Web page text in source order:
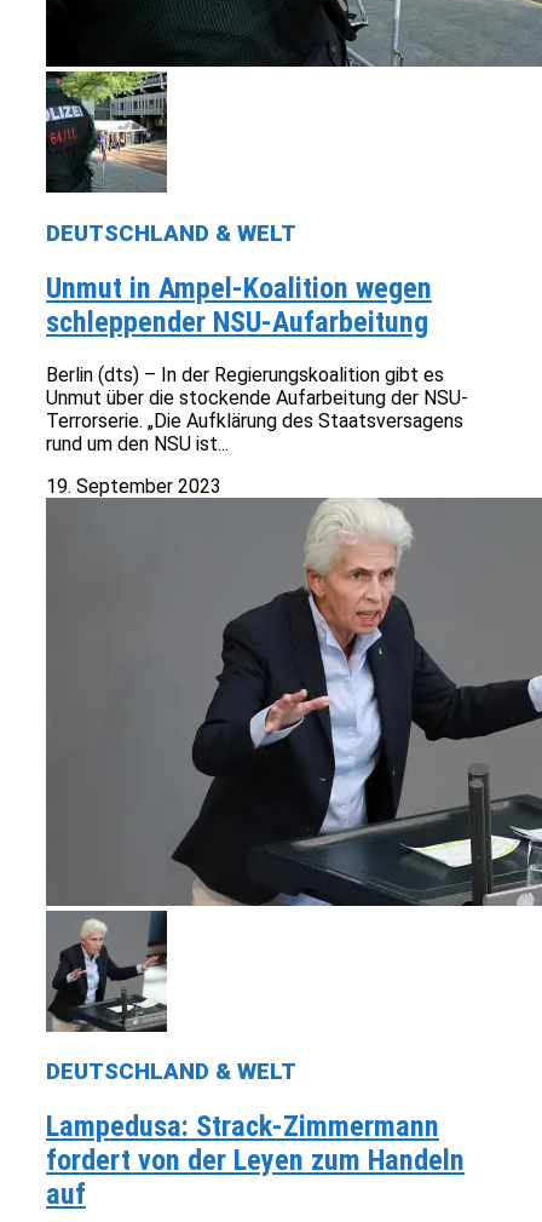
DEUTSCHLAND & WELT
Unmut in Ampel-Koalition wegen
schleppender NSU-Aufarbeitung
Berlin (dts) – In der Regierungskoalition gibt es
Unmut über die stockende Aufarbeitung der NSU-
Terrorserie. „Die Aufklärung des Staatsversagens
rund um den NSU ist...
19. September 2023
DEUTSCHLAND & WELT
Lampedusa: Strack-Zimmermann
fordert von der Leyen zum Handeln
auf